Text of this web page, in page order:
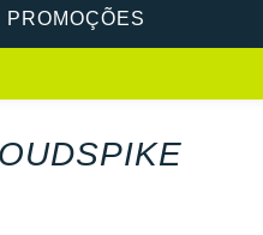
PROMOÇÕES